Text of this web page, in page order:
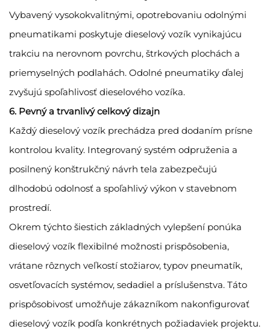
Vybavený vysokokvalitnými, opotrebovaniu odolnými
pneumatikami poskytuje dieselový vozík vynikajúcu
trakciu na nerovnom povrchu, štrkových plochách a
priemyselných podlahách. Odolné pneumatiky ďalej
zvyšujú spoľahlivosť dieselového vozíka.
6. Pevný a trvanlivý celkový dizajn
Každý dieselový vozík prechádza pred dodaním prísne
kontrolou kvality. Integrovaný systém odpruženia a
posilnený konštrukčný návrh tela zabezpečujú
dlhodobú odolnosť a spoľahlivý výkon v stavebnom
prostredí.
Okrem týchto šiestich základných vylepšení ponúka
dieselový vozík flexibilné možnosti prispôsobenia,
vrátane rôznych veľkostí stožiarov, typov pneumatík,
osvetľovacích systémov, sedadiel a príslušenstva. Táto
prispôsobivosť umožňuje zákazníkom nakonfigurovať
dieselový vozík podľa konkrétnych požiadaviek projektu.